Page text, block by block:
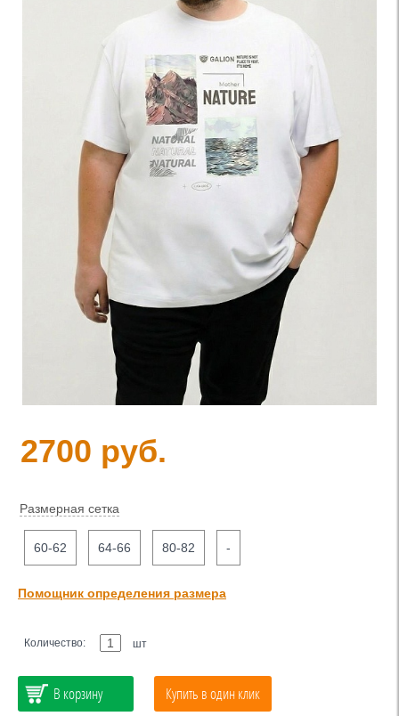
2700 руб.
Размерная сетка
60-62 64-66 80-82 -
Помощник определения размера
Количество: шт
В корзину Купить в один клик